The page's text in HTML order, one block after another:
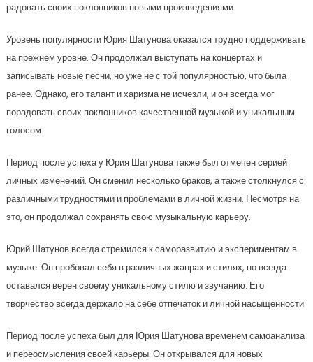
радовать своих поклонников новыми произведениями.
Уровень популярности Юрия Шатунова оказался трудно поддерживать
на прежнем уровне. Он продолжал выступать на концертах и
записывать новые песни, но уже не с той популярностью, что была
ранее. Однако, его талант и харизма не исчезли, и он всегда мог
порадовать своих поклонников качественной музыкой и уникальным
голосом.
Период после успеха у Юрия Шатунова также был отмечен серией
личных изменений. Он сменил несколько браков, а также столкнулся с
различными трудностями и проблемами в личной жизни. Несмотря на
это, он продолжал сохранять свою музыкальную карьеру.
Юрий Шатунов всегда стремился к саморазвитию и экспериментам в
музыке. Он пробовал себя в различных жанрах и стилях, но всегда
оставался верен своему уникальному стилю и звучанию. Его
творчество всегда держало на себе отпечаток и личной насыщенности.
Период после успеха был для Юрия Шатунова временем самоанализа
и переосмысления своей карьеры. Он открывался для новых